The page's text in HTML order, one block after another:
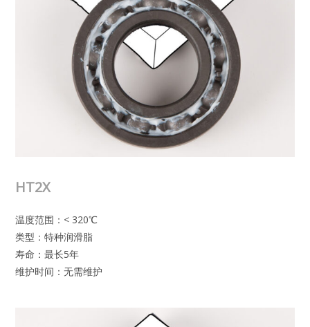
HT2X
温度范围：< 320℃
类型：特种润滑脂
寿命：最长5年
维护时间：无需维护